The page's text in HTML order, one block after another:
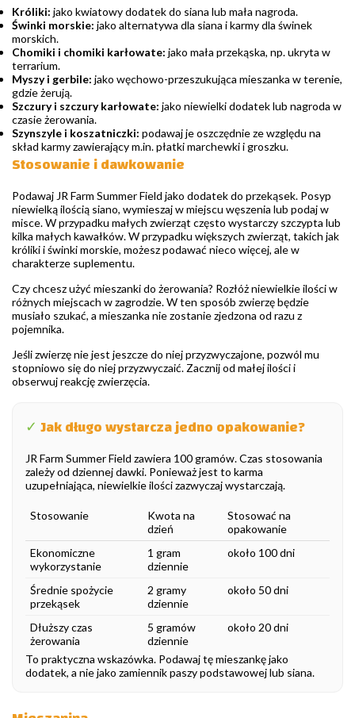
Króliki: jako kwiatowy dodatek do siana lub mała nagroda.
Świnki morskie: jako alternatywa dla siana i karmy dla świnek
morskich.
Chomiki i chomiki karłowate: jako mała przekąska, np. ukryta w
terrarium.
Myszy i gerbile: jako węchowo-przeszukująca mieszanka w terenie,
gdzie żerują.
Szczury i szczury karłowate: jako niewielki dodatek lub nagroda w
czasie żerowania.
Szynszyle i koszatniczki: podawaj je oszczędnie ze względu na
skład karmy zawierający m.in. płatki marchewki i groszku.
Stosowanie i dawkowanie
Podawaj JR Farm Summer Field jako dodatek do przekąsek. Posyp
niewielką ilością siano, wymieszaj w miejscu węszenia lub podaj w
misce. W przypadku małych zwierząt często wystarczy szczypta lub
kilka małych kawałków. W przypadku większych zwierząt, takich jak
króliki i świnki morskie, możesz podawać nieco więcej, ale w
charakterze suplementu.
Czy chcesz użyć mieszanki do żerowania? Rozłóż niewielkie ilości w
różnych miejscach w zagrodzie. W ten sposób zwierzę będzie
musiało szukać, a mieszanka nie zostanie zjedzona od razu z
pojemnika.
Jeśli zwierzę nie jest jeszcze do niej przyzwyczajone, pozwól mu
stopniowo się do niej przyzwyczaić. Zacznij od małej ilości i
obserwuj reakcję zwierzęcia.
✓ Jak długo wystarcza jedno opakowanie?
JR Farm Summer Field zawiera 100 gramów. Czas stosowania
zależy od dziennej dawki. Ponieważ jest to karma
uzupełniająca, niewielkie ilości zazwyczaj wystarczają.
Stosowanie
Kwota na
dzień
Stosować na
opakowanie
Ekonomiczne
wykorzystanie
1 gram
dziennie
około 100 dni
Średnie spożycie
przekąsek
2 gramy
dziennie
około 50 dni
Dłuższy czas
żerowania
5 gramów
dziennie
około 20 dni
To praktyczna wskazówka. Podawaj tę mieszankę jako
dodatek, a nie jako zamiennik paszy podstawowej lub siana.